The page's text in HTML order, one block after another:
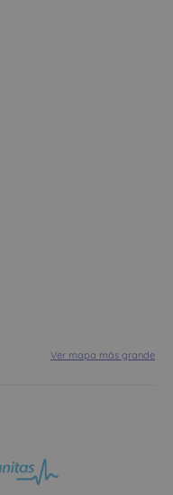
Ver mapa más grande